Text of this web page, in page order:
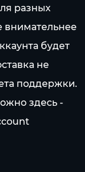
разных
внимательнее
будет
не
поддержки.
здесь -